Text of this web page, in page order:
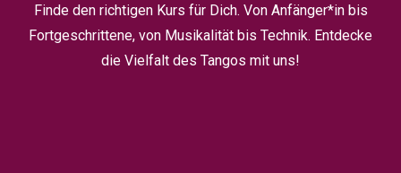
Finde den richtigen Kurs für Dich. Von Anfänger*in bis
Fortgeschrittene, von Musikalität bis Technik. Entdecke
die Vielfalt des Tangos mit uns!